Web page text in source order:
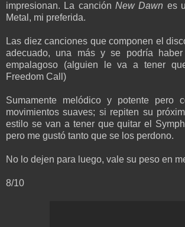
impresionan. La canción New Dawn es
Metal, mi preferida.
Las diez canciones que componen el
adecuado, una más y se podría
empalagoso (alguien le va a tener
Freedom Call)
Sumamente melódico y potente pero
movimientos suaves; si repiten su
estilo se van a tener que quitar el
pero me gustó tanto que se los perdono.
No lo dejen para luego, vale su peso en
8/10